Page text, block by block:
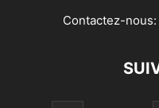
Contactez-nous: